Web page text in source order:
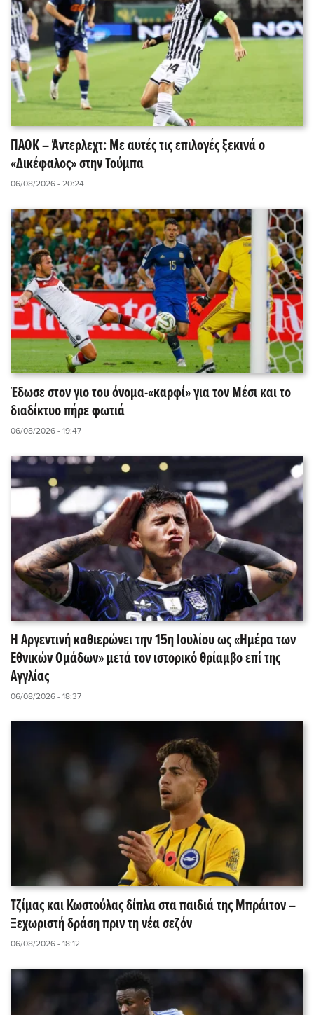
ΠΑΟΚ – Άντερλεχτ: Με αυτές τις επιλογές ξεκινά ο
«Δικέφαλος» στην Τούμπα
06/08/2026 - 20:24
Έδωσε στον γιο του όνομα-«καρφί» για τον Μέσι και το
διαδίκτυο πήρε φωτιά
06/08/2026 - 19:47
Η Αργεντινή καθιερώνει την 15η Ιουλίου ως «Ημέρα των
Εθνικών Ομάδων» μετά τον ιστορικό θρίαμβο επί της
Αγγλίας
06/08/2026 - 18:37
Τζίμας και Κωστούλας δίπλα στα παιδιά της Μπράιτον –
Ξεχωριστή δράση πριν τη νέα σεζόν
06/08/2026 - 18:12